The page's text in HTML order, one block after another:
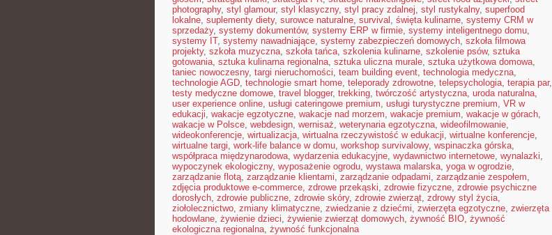
photography, styl glamour, styl klasyczny, styl pracy zdalnej, styl rustykalny, superfood
lokalne, suplementy diety, surowce naturalne, survival , święta kulinarne, systemy CRM w
sprzedaży, systemy dokumentów, systemy ERP w firmie, systemy inteligentnego domu,
systemy IT, systemy nawadniające, systemy zabezpieczeń domowych, szkoła filmowa
projekty, szkoła muzyczna, szkoła tańca, szkolenia kulinarne, szkolenie psów, sztuka
gotowania, sztuka kulinarna regionalna, sztuka uliczna murale, sztuka użytkowa domowa,
taniec nowoczesny, targi nieruchomości, team building event, technologia medyczna,
technologie AGD, technologie smart home, teleporady zdrowotne, telepsychologia, terapia par,
testy medyczne domowe, travel blogger, trekking, twórczość artystyczna, uroda naturalna,
user experience online, usługi cateringowe premium, usługi turystyczne premium, VR w
edukacji, wakacje egzotyczne, wakacje nad morzem, wakacje premium, wakacje w górach,
wakacje w Polsce, webdesign, wernisaż, weterynaria egzotyczna, wideofilmowanie,
wideokonferencje, wirtualizacja, wirtualna rzeczywistość w edukacji, wirtualne konferencje,
wirtualne targi, work-life balance w domu, workshop survivalowy, wspinaczka górska,
współpraca międzynarodowa, wydarzenia edukacyjne, wydawnictwo internetowe, wynalazki,
wypoczynek ekologiczny, wyposażenie ogrodu, wystawa malarska, yoga w ogrodzie,
zarządzanie flotą, zarządzanie klientami, zarządzanie odpadami, zarządzanie zespołem,
zdjęcia produktowe e-commerce, zdrowe przekąski, zdrowie fizyczne, zdrowie psychiczne
dorosłych, zdrowie publiczne, zdrowie skóry, zdrowie zwierząt, zdrowy styl życia,
ziołolecznictwo, zmiany klimatyczne, zwiedzanie z dziećmi, zwierzęta egzotyczne, zwierzęta
hodowlane, żywienie dzieci, żywienie zwierząt domowych, żywność BIO, żywność
ekologiczna regionalna, żywność funkcjonalna